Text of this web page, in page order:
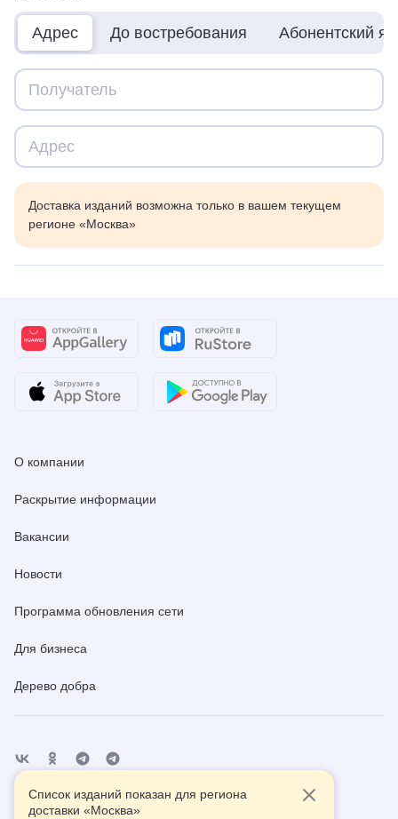
Адрес До востребования Абонентский
Доставка изданий возможна только в вашем текущем
регионе «Москва»
О компании
Раскрытие информации
Вакансии
Новости
Программа обновления сети
Для бизнеса
Дерево добра
Помощь Контакты
Список изданий показан для региона
доставки «Москва»